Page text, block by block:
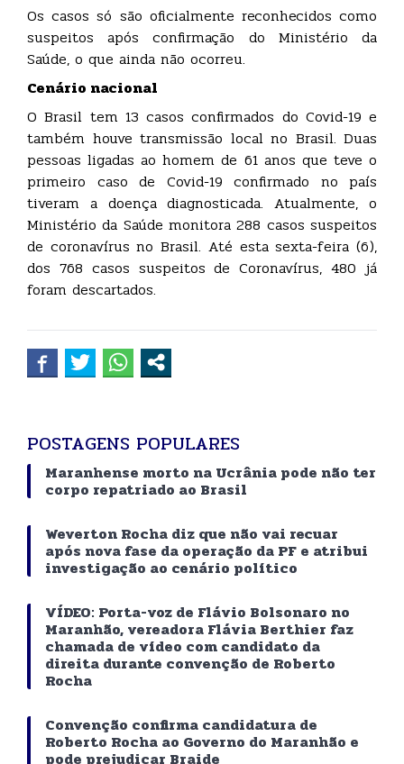
Os casos só são oficialmente reconhecidos como
suspeitos após confirmação do Ministério da
Saúde, o que ainda não ocorreu.
Cenário nacional
O Brasil tem 13 casos confirmados do Covid-19 e
também houve transmissão local no Brasil. Duas
pessoas ligadas ao homem de 61 anos que teve o
primeiro caso de Covid-19 confirmado no país
tiveram a doença diagnosticada. Atualmente, o
Ministério da Saúde monitora 288 casos suspeitos
de coronavírus no Brasil. Até esta sexta-feira (6),
dos 768 casos suspeitos de Coronavírus, 480 já
foram descartados.
POSTAGENS POPULARES
Maranhense morto na Ucrânia pode não ter
corpo repatriado ao Brasil
Weverton Rocha diz que não vai recuar
após nova fase da operação da PF e atribui
investigação ao cenário político
VÍDEO: Porta-voz de Flávio Bolsonaro no
Maranhão, vereadora Flávia Berthier faz
chamada de vídeo com candidato da
direita durante convenção de Roberto
Rocha
Convenção confirma candidatura de
Roberto Rocha ao Governo do Maranhão e
pode prejudicar Braide